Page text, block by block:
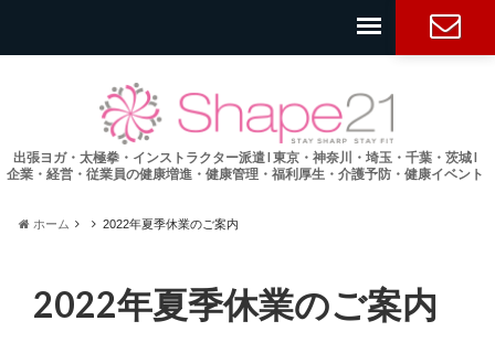
出張ヨガ・太極拳・インストラクター派遣 l 東京・神奈川・埼玉・千葉・茨城 l
企業・経営・従業員の健康増進・健康管理・福利厚生・介護予防・健康イベント
ホーム 2022年夏季休業のご案内
2022年夏季休業のご案内